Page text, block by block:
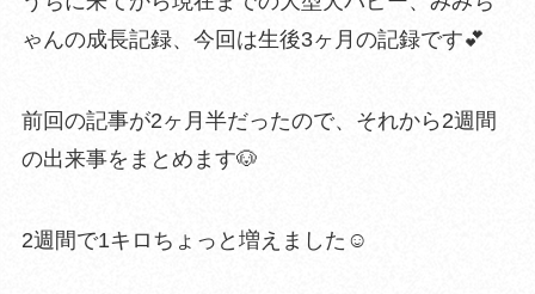
ゃんの成長記録、 今回は生後3ヶ月の記録です💕
前回の記事が2ヶ月半だったので、それから2週間
の出来事をまとめます🐶
2週間で1キロちょっと増えました☺️